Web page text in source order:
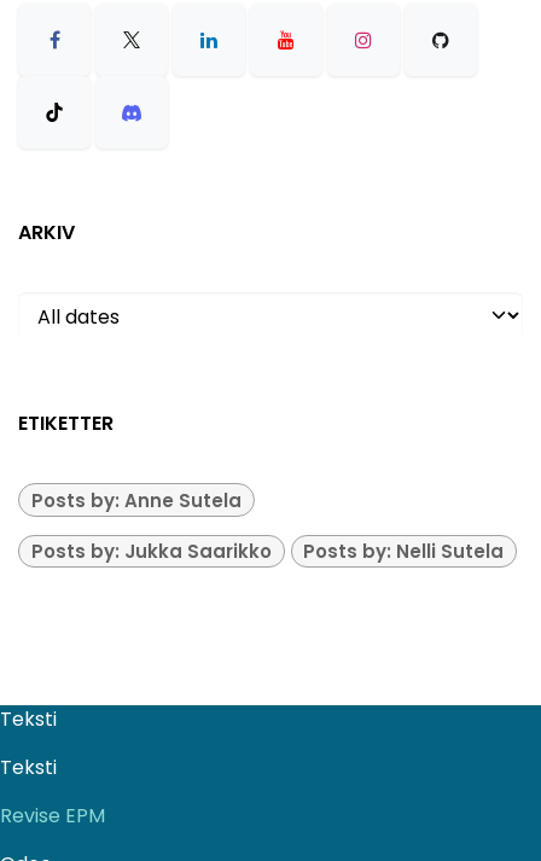
ARKIV
ETIKETTER
Posts by: Anne Sutela
Posts by: Jukka Saarikko Posts by: Nelli Sutela
Teksti
Teksti
Revise EPM